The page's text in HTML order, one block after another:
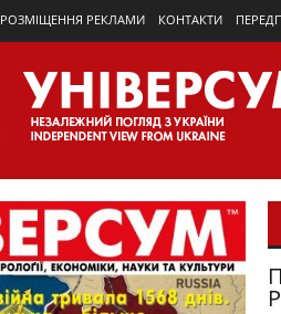
РОЗМІЩЕННЯ РЕКЛАМИ КОНТАКТИ